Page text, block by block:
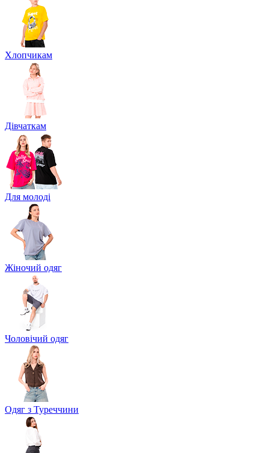
Хлопчикам
Дівчаткам
Для молоді
Жіночий одяг
Чоловічий одяг
Одяг з Туреччини